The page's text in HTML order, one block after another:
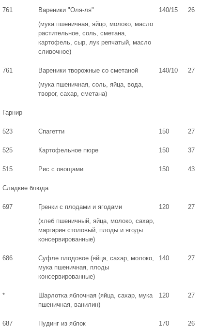
761
Вареники "Оля-ля"
(мука пшеничная, яйцо, молоко, масло
растительное, соль, сметана,
картофель, сыр, лук репчатый, масло
сливочное)
140/15 26
761
Вареники творожные со сметаной
(мука пшеничная, соль, яйца, вода,
творог, сахар, сметана)
140/10 27
Гарнир
523 Спагетти 150 27
525 Картофельное пюре 150 37
515 Рис с овощами 150 43
Сладкие блюда
697
Гренки с плодами и ягодами
(хлеб пшеничный, яйца, молоко, сахар,
маргарин столовый, плоды и ягоды
консервированные)
120 27
686
Суфле плодовое (яйца, сахар, молоко,
мука пшеничная, плоды
консервированные)
140 27
*
Шарлотка яблочная (яйца, сахар, мука
пшеничная, ванилин)
120 27
687
Пудинг из яблок
170 26